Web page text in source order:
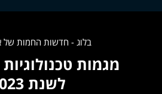
בלוג - חדשות החמות של
מגמות
לשנת 2023